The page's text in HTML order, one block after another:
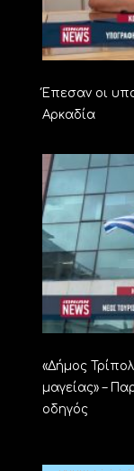
Έπεσαν οι
Αρκαδία
«Δήμος
μαγείας» –
οδηγός